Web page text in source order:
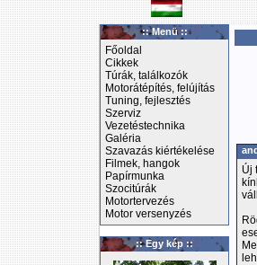
:: Menü ::
Főoldal
Cikkek
Túrák, találkozók
Motorátépítés, felújítás
Tuning, fejlesztés
Szerviz
Vezetéstechnika
Galéria
Szavazás kiértékelése
Filmek, hangok
Papírmunka
Szocitúrák
Motortervezés
Motor versenyzés
:: Egy kép ::
Új